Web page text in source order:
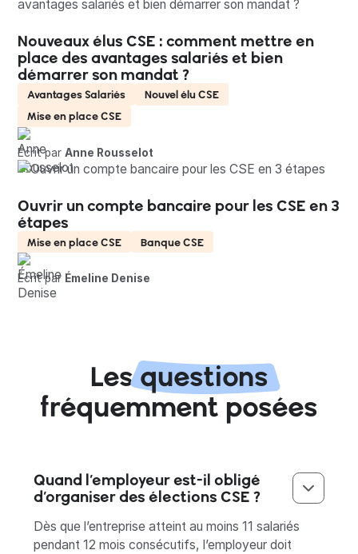
Nouveaux élus CSE : comment mettre en
place des avantages salariés et bien
démarrer son mandat ?
Avantages Salariés
Nouvel élu CSE
Mise en place CSE
Écrit parAnne Rousselot
Ouvrir un compte bancaire pour les CSE en 3
étapes
Mise en place CSE Banque CSE
Écrit par Émeline Denise
Lesquestions
fréquemment posées
Quand l’employeur est-il obligé
d’organiser des élections CSE ?‍
Dès que l’entreprise atteint au moins 11 salariés
pendant 12 mois consécutifs, l’employeur doit